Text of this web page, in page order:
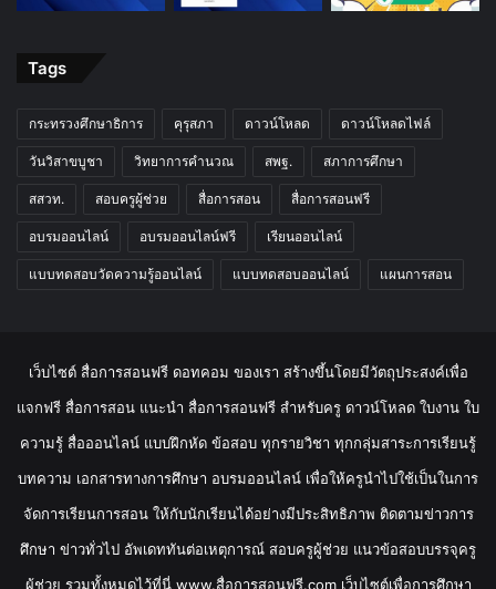
Tags
กระทรวงศึกษาธิการ คุรุสภา ดาวน์โหลด ดาวน์โหลดไฟล์
วันวิสาขบูชา วิทยาการคำนวณ สพฐ. สภาการศึกษา
สสวท. สอบครูผู้ช่วย สื่อการสอน สื่อการสอนฟรี
อบรมออนไลน์ อบรมออนไลน์ฟรี เรียนออนไลน์
แบบทดสอบวัดความรู้ออนไลน์ แบบทดสอบออนไลน์ แผนการสอน
เว็บไซต์ สื่อการสอนฟรี ดอทคอม ของเรา สร้างขึ้นโดยมีวัตถุประสงค์เพื่อ
แจกฟรี สื่อการสอน แนะนำ สื่อการสอนฟรี สำหรับครู ดาวน์โหลด ใบงาน ใบ
ความรู้ สื่อออนไลน์ แบบฝึกหัด ข้อสอบ ทุกรายวิชา ทุกกลุ่มสาระการเรียนรู้
บทความ เอกสารทางการศึกษา อบรมออนไลน์ เพื่อให้ครูนำไปใช้เป็นในการ
จัดการเรียนการสอน ให้กับนักเรียนได้อย่างมีประสิทธิภาพ ติดตามข่าวการ
ศึกษา ข่าวทั่วไป อัพเดททันต่อเหตุการณ์ สอบครูผู้ช่วย แนวข้อสอบบรรจุครู
ผู้ช่วย รวมทั้งหมดไว้ที่นี่ www.สื่อการสอนฟรี.com เว็บไซต์เพื่อการศึกษา